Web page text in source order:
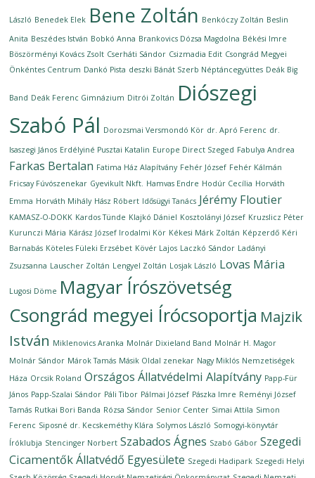
László Benedek Elek Bene Zoltán Benkóczy Zoltán Beslin
Anita Beszédes István Bobkó Anna Brankovics Dózsa Magdolna Békési Imre
Böszörményi Kovács Zsolt Cserháti Sándor Csizmadia Edit Csongrád Megyei
Önkéntes Centrum Dankó Pista deszki Bánát Szerb Néptáncegyüttes Deák Big
Band Deák Ferenc Gimnázium Ditrói Zoltán Diószegi
Szabó Pál Dorozsmai Versmondó Kör dr. Apró Ferenc dr.
Isaszegi János Erdélyiné Pusztai Katalin Europe Direct Szeged Fabulya Andrea
Farkas Bertalan Fatima Ház Alapítvány Fehér József Fehér Kálmán
Fricsay Fúvószenekar Gyevikult Nkft. Hamvas Endre Hodúr Cecília Horváth
Emma Horváth Mihály Hász Róbert Idősügyi Tanács Jérémy Floutier
KAMASZ-O-DOKK Kardos Tünde Klajkó Dániel Kosztolányi József Kruzslicz Péter
Kurunczi Mária Kárász József Irodalmi Kör Kékesi Márk Zoltán Képzerdő Kéri
Barnabás Köteles Füleki Erzsébet Kövér Lajos Laczkó Sándor Ladányi
Zsuzsanna Lauscher Zoltán Lengyel Zoltán Losjak László Lovas Mária
Lugosi Döme Magyar Írószövetség
Csongrád megyei Írócsoportja Majzik
István Miklenovics Aranka Molnár Dixieland Band Molnár H. Magor
Molnár Sándor Márok Tamás Másik Oldal zenekar Nagy Miklós Nemzetiségek
Háza Orcsik Roland Országos Állatvédelmi Alapítvány Papp-Für
János Papp-Szalai Sándor Páli Tibor Pálmai József Pászka Imre Reményi József
Tamás Rutkai Bori Banda Rózsa Sándor Senior Center Simai Attila Simon
Ferenc Siposné dr. Kecskeméthy Klára Solymos László Somogyi-könyvtár
Íróklubja Stencinger Norbert Szabados Ágnes Szabó Gábor Szegedi
Cicamentők Állatvédő Egyesülete Szegedi Hadipark Szegedi Helyi